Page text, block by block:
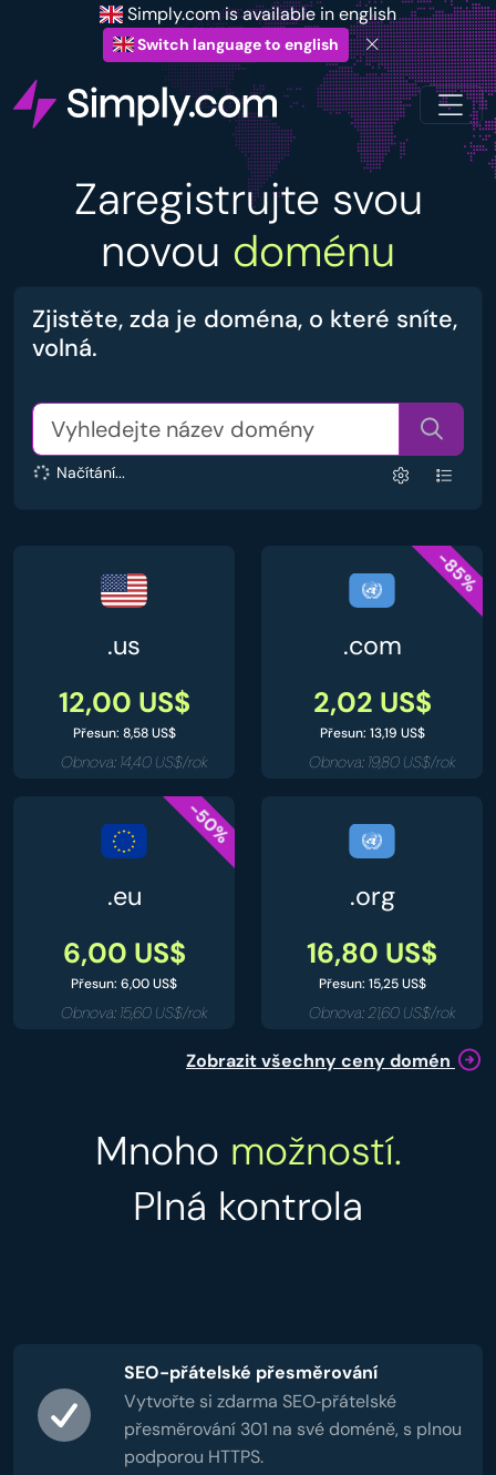
Simply.com is available in english
Switch language to english
Zaregistrujte svou
novou doménu
Zjistěte, zda je doména, o které sníte,
volná.
Načítání...
.us
12,00 US$
Přesun: 8,58 US$
Obnova: 14,40 US$/rok
-85%
.com
2,02 US$
Přesun: 13,19 US$
Obnova: 19,80 US$/rok
-50%
.eu
6,00 US$
Přesun: 6,00 US$
Obnova: 15,60 US$/rok
.org
16,80 US$
Přesun: 15,25 US$
Obnova: 21,60 US$/rok
Zobrazit všechny ceny domén
Mnoho možností.
Plná kontrola
SEO-přátelské přesměrování
Vytvořte si zdarma SEO‑přátelské
přesměrování 301 na své doméně, s plnou
podporou HTTPS.